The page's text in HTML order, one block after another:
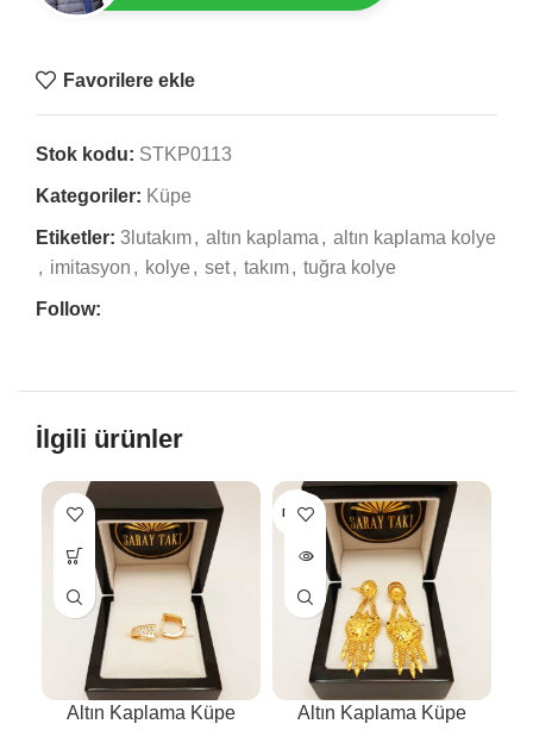
Favorilere ekle
Stok kodu: STKP0113
Kategoriler: Küpe
Etiketler: 3lutakım, altın kaplama , altın kaplama kolye
, imitasyon , kolye , set, takım, tuğra kolye
Follow:
İlgili ürünler
Altın Kaplama Küpe
BITTI
Altın Kaplama Küpe